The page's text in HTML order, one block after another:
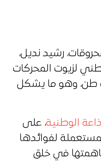
رشيد نديل،
لزيوت المحركات
160 ألف و180 ألف طن، وهو ما يشكل
الوطنية، على
لفوائدها
في خلق